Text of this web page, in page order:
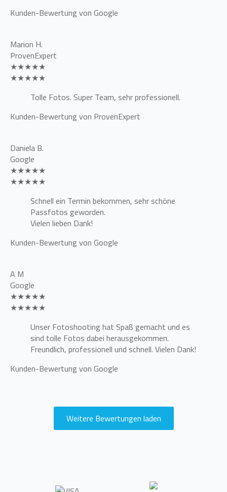
Kunden-Bewertung von Google
Marion H.
ProvenExpert
★★★★★
★★★★★
Tolle Fotos. Super Team, sehr professionell.
Kunden-Bewertung von ProvenExpert
Daniela B.
Google
★★★★★
★★★★★
Schnell ein Termin bekommen, sehr schöne
Passfotos geworden.
Vielen lieben Dank!
Kunden-Bewertung von Google
A M
Google
★★★★★
★★★★★
Unser Fotoshooting hat Spaß gemacht und es
sind tolle Fotos dabei herausgekommen.
Freundlich, professionell und schnell. Vielen Dank!
Kunden-Bewertung von Google
Weitere Bewertungen laden